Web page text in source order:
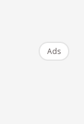
Ads